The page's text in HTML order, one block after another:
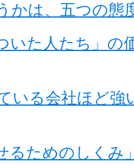
かは、五つの態
いた人たち」の
いる会社ほど強
るためのしくみ